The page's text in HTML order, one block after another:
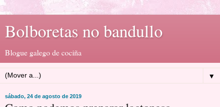
Bolboretas no bandullo
Blogue galego de cociña
▼
sábado, 24 de agosto de 2019